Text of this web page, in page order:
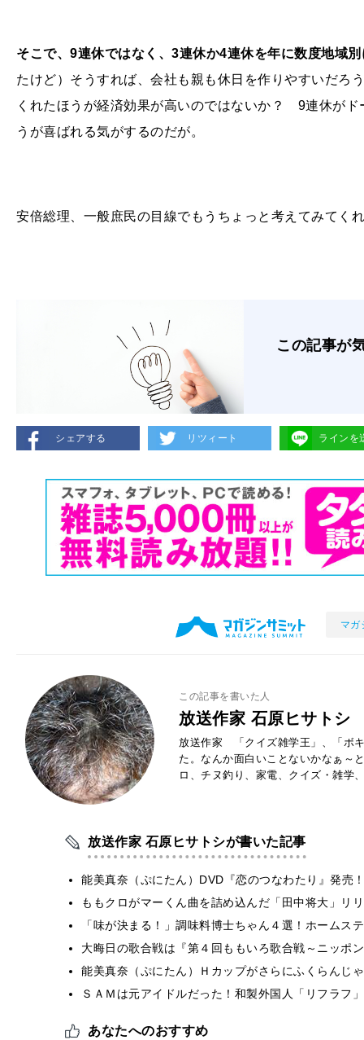
そこで、 9連休ではなく、 3連休か4連休を年に数度地域
たけど）そうすれば、会社も親も休日を作りやすいだろ
くれたほうが経済効果が高いのではないか？ 9連休がド
うが喜ばれる気がするのだが。
安倍総理、一般庶民の目線でもうちょっと考えてみてく
この記事が
シェアする リツィート ラインを
マガ
この記事を書いた人
放送作家 石原ヒサトシ
放送作家 「クイズ雑学王」、「ボ
た。なんか面白いことないかなぁ～
ロ、チヌ釣り、家電、クイズ・雑学
放送作家 石原ヒサトシが書いた記事
能美真奈（ぷにたん）DVD『恋のつなわたり』発売
ももクロがマーくん曲を詰め込んだ「田中将大」
「味が決まる！」調味料博士ちゃん４選！ホームス
大晦日の歌合戦は『第４回ももいろ歌合戦～ニッポ
能美真奈（ぷにたん）Ｈカップがさらにふくらんじ
ＳＡＭは元アイドルだった！和製外国人「リフラフ
あなたへのおすすめ